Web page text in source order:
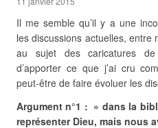
Il me semble qu’il y a une
les discussions actuelles, entre
au sujet des caricatures
d’apporter ce que j’ai cru
peut-être de faire évoluer les
Argument n°1 : » dans la
représenter Dieu, mais nous